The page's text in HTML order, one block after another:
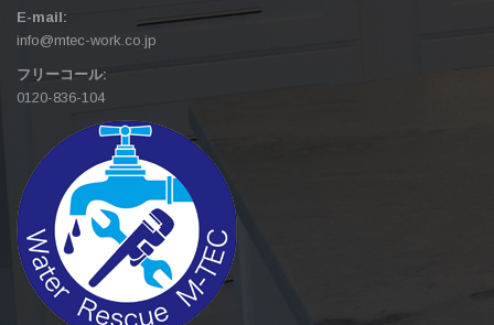
E-mail:
info@mtec-work.co.jp
フリーコール:
0120-836-104